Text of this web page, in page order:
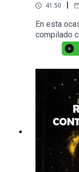
41:50
En esta
compilado
variadas
no olviden